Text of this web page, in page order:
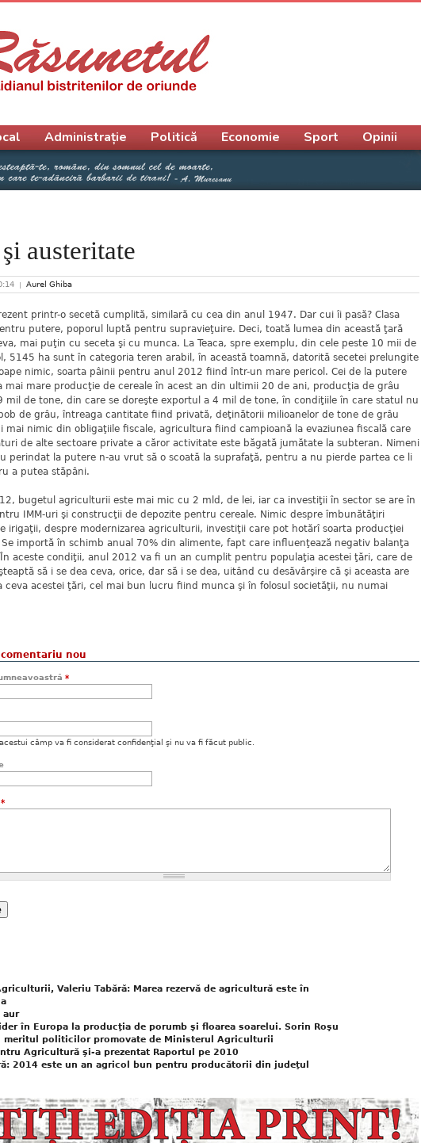
austeritate
Aurel Ghiba
printr-o secetă cumplită, similară cu cea din anul 1947. Dar cui îi pasă? Clasa
putere, poporul luptă pentru supravieţuire. Deci, toată lumea din această ţară
mai puţin cu seceta şi cu munca. La Teaca, spre exemplu, din cele peste 10 mii de
5145 ha sunt în categoria teren arabil, în această toamnă, datorită secetei prelungite
nimic, soarta pâinii pentru anul 2012 fiind într-un mare pericol. Cei de la putere
mai mare producţie de cereale în acest an din ultimii 20 de ani, producţia de grâu
mil de tone, din care se doreşte exportul a 4 mil de tone, în condiţiile în care statul nu
de grâu, întreaga cantitate fiind privată, deţinătorii milioanelor de tone de grâu
mai nimic din obligaţiile fiscale, agricultura fiind campioană la evaziunea fiscală care
de alte sectoare private a căror activitate este băgată jumătate la subteran. Nimeni
perindat la putere n-au vrut să o scoată la suprafaţă, pentru a nu pierde partea ce li
a putea stăpâni.
bugetul agriculturii este mai mic cu 2 mld, de lei, iar ca investiţii în sector se are în
IMM-uri şi construcţii de depozite pentru cereale. Nimic despre îmbunătăţiri
irigaţii, despre modernizarea agriculturii, investiţii care pot hotărî soarta producţiei
importă în schimb anual 70% din alimente, fapt care influenţează negativ balanţa
aceste condiţii, anul 2012 va fi un an cumplit pentru populaţia acestei ţări, care de
să i se dea ceva, orice, dar să i se dea, uitând cu desăvârşire că şi aceasta are
ceva acestei ţări, cel mai bun lucru fiind munca şi în folosul societăţii, nu numai
nou
*
câmp va fi considerat confidenţial şi nu va fi făcut public.
*
Valeriu Tabără: Marea rezervă de agricultură este în
aur
în Europa la producţia de porumb şi floarea soarelui. Sorin Roşu
meritul politicilor promovate de Ministerul Agriculturii
Agricultură şi-a prezentat Raportul pe 2010
2014 este un an agricol bun pentru producătorii din judeţul
Administrație Politică Economie Sport Opinii